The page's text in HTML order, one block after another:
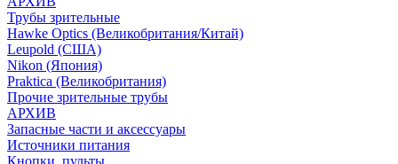
Трубы зрительные
Hawke Optics (Великобритания/Китай)
Leupold (США)
Nikon (Япония)
Praktica (Великобритания)
Прочие зрительные трубы
АРХИВ
Запасные части и аксессуары
Источники питания
Кнопки, пульты